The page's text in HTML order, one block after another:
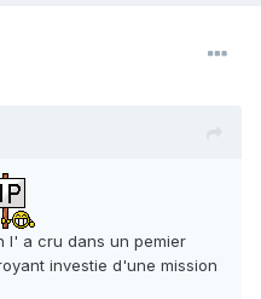
l' a cru dans un pemier
investie d'une mission